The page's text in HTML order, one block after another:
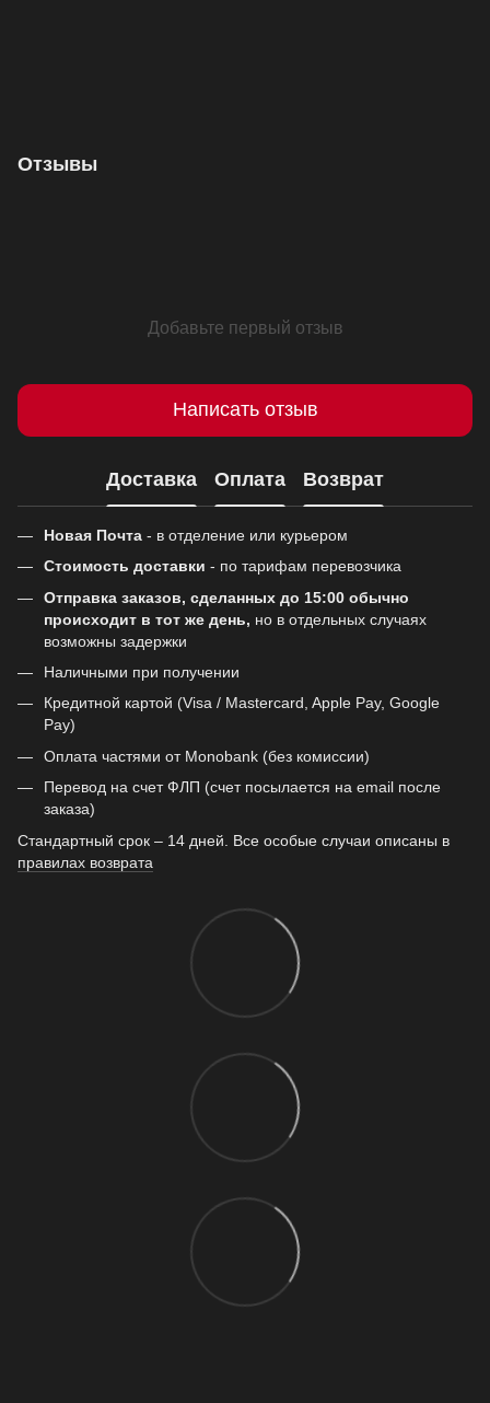
Отзывы
Добавьте первый отзыв
Написать отзыв
Доставка Оплата Возврат
Новая Почта - в отделение или курьером
Стоимость доставки - по тарифам перевозчика
Отправка заказов, сделанных до 15:00 обычно
происходит в тот же день, но в отдельных случаях
возможны задержки
Наличными при получении
Кредитной картой (Visa / Mastercard, Apple Pay, Google
Pay)
Оплата частями от Monobank (без комиссии)
Перевод на счет ФЛП (счет посылается на email после
заказа)
Стандартный срок – 14 дней. Все особые случаи описаны в
правилах возврата